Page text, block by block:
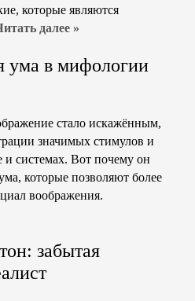
которые являются
далее »
ума в мифологии
стало искажённым,
значимых стимулов и
и системах. Вот почему он
которые позволяют более
воображения.
забытая